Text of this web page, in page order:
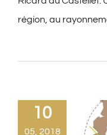
région, au
10
05, 2018